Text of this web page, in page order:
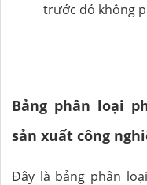
trước đó không
Bảng phân loại
sản xuất công
Đây là bảng phân